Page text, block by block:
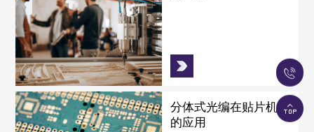
分体式光编在贴片机上
的应用